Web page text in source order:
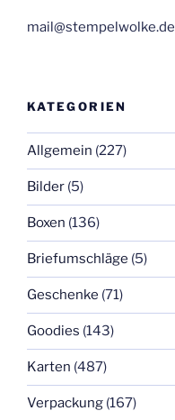
mail@stempelwolke.de
KATEGORIEN
Allgemein (227)
Bilder (5)
Boxen (136)
Briefumschläge (5)
Geschenke (71)
Goodies (143)
Karten (487)
Verpackung (167)